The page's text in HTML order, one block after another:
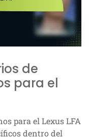
de
para el
para el Lexus LFA
dentro del